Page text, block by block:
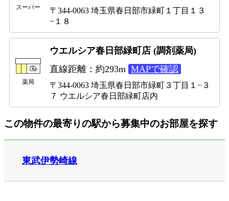
スーパー
〒344-0063 埼玉県春日部市緑町１丁目１３
−１８
薬局
ウエルシア春日部緑町店 (調剤薬局)
直線距離：約293m MAPで確認
〒344-0063 埼玉県春日部市緑町３丁目１−３
７ ウエルシア春日部緑町店内
この物件の最寄りの駅から募集中のお部屋を探す
東武伊勢崎線